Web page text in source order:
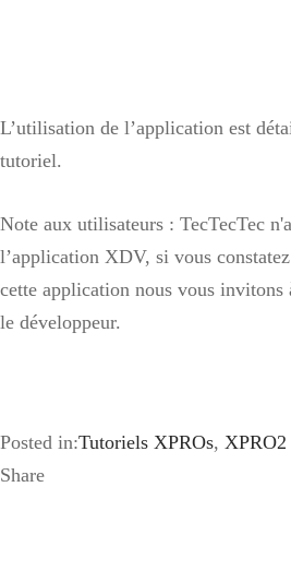
L’utilisation de l’application est
tutoriel.
Note aux utilisateurs : TecTecTec
l’application XDV, si vous
cette application nous vous invitons
le développeur.
Posted in:Tutoriels XPROs,
Share